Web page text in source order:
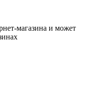
магазина и может